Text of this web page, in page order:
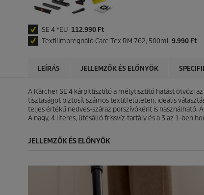
SE 4 *EU 112.990 Ft
Textilimpregnáló Care Tex RM 762, 500ml 9.990 Ft
LEÍRÁS JELLEMZŐK ÉS ELŐNYÖK
A Kärcher SE 4 kárpittisztító a mélytisztító hatást ötvözi
tisztaságot biztosít számos textilfelületen, ideális
teljes értékű nedves-száraz porszívóként is
A nagy, 4 literes, ütésálló frissvíz-tartály és a 3 az 1-ben
JELLEMZŐK ÉS ELŐNYÖK